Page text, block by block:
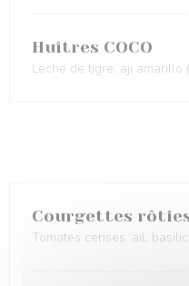
Huîtres COCO
Leche de tigre, aji
Courgettes
Tomates cerises, ail,